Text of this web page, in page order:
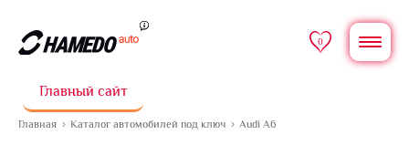
0
Главный сайт
Главная Каталог автомобилей под ключ Audi A6